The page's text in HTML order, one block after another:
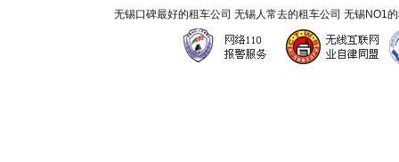
无锡口碑最好的租车公司 无锡人常去的租车公司 无锡NO1